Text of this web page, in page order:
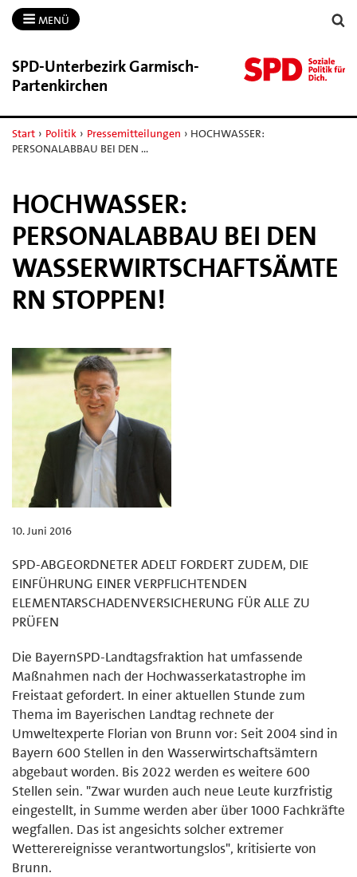
MENÜ
SPD-​Unterbezirk Garmisch-​
Partenkirchen
Start › Politik › Pressemitteilungen › HOCHWASSER:
PERSONALABBAU BEI DEN …
HOCHWASSER:
PERSONALABBAU BEI DEN
WASSERWIRTSCHAFTSÄMTE
RN STOPPEN!
10. Juni 2016
SPD-ABGEORDNETER ADELT FORDERT ZUDEM, DIE
EINFÜHRUNG EINER VERPFLICHTENDEN
ELEMENTARSCHADENVERSICHERUNG FÜR ALLE ZU
PRÜFEN
Die BayernSPD-Landtagsfraktion hat umfassende
Maßnahmen nach der Hochwasserkatastrophe im
Freistaat gefordert. In einer aktuellen Stunde zum
Thema im Bayerischen Landtag rechnete der
Umweltexperte Florian von Brunn vor: Seit 2004 sind in
Bayern 600 Stellen in den Wasserwirtschaftsämtern
abgebaut worden. Bis 2022 werden es weitere 600
Stellen sein. "Zwar wurden auch neue Leute kurzfristig
eingestellt, in Summe werden aber über 1000 Fachkräfte
wegfallen. Das ist angesichts solcher extremer
Wetterereignisse verantwortungslos", kritisierte von
Brunn.